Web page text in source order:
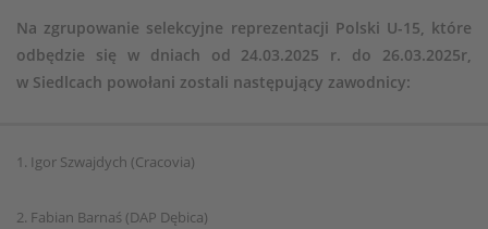
Na zgrupowanie selekcyjne reprezentacji Polski U-15, które
odbędzie się w dniach od 24.03.2025 r. do 26.03.2025r,
w Siedlcach powołani zostali następujący zawodnicy:
1. Igor Szwajdych (Cracovia)
2. Fabian Barnaś (DAP Dębica)